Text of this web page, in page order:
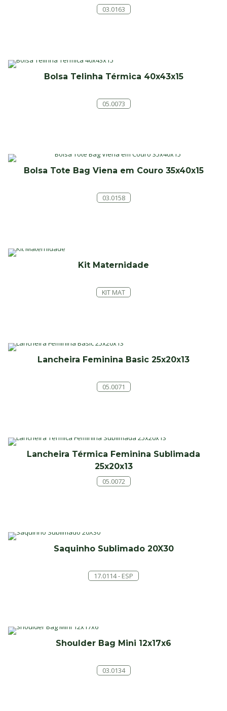
03.0163
Bolsa Telinha Térmica 40x43x15
05.0073
Bolsa Tote Bag Viena em Couro 35x40x15
03.0158
Kit Maternidade
KIT MAT
Lancheira Feminina Basic 25x20x13
05.0071
Lancheira Térmica Feminina Sublimada
25x20x13
05.0072
Saquinho Sublimado 20X30
17.0114 - ESP
Shoulder Bag Mini 12x17x6
03.0134